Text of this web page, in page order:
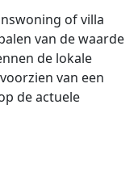
of villa
van de waarde
de lokale
van een
de actuele